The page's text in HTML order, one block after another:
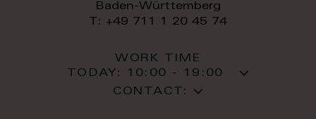
Baden-Württemberg
T: +49 711 1 20 45 74
WORK TIME
TODAY:
10:00 - 19:00
CONTACT: